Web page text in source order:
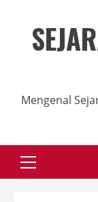
content
Mengenal
Primary
Menu